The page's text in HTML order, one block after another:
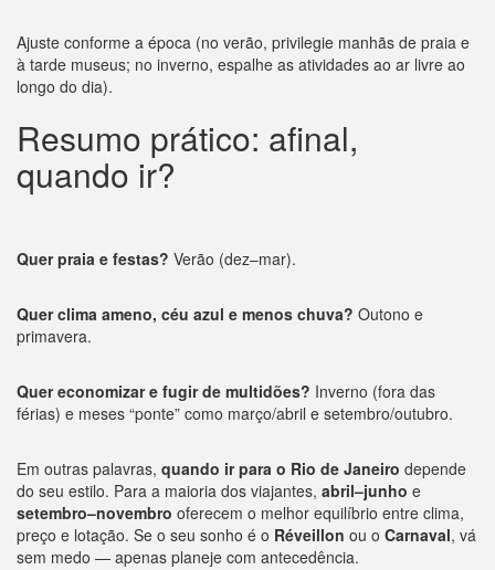
Ajuste conforme a época (no verão, privilegie manhãs de praia e
à tarde museus; no inverno, espalhe as atividades ao ar livre ao
longo do dia).
Resumo prático: afinal,
quando ir?
Quer praia e festas? Verão (dez–mar).
Quer clima ameno, céu azul e menos chuva? Outono e
primavera.
Quer economizar e fugir de multidões? Inverno (fora das
férias) e meses “ponte” como março/abril e setembro/outubro.
Em outras palavras, quando ir para o Rio de Janeiro depende
do seu estilo. Para a maioria dos viajantes, abril–junho e
setembro–novembro oferecem o melhor equilíbrio entre clima,
preço e lotação. Se o seu sonho é o Réveillon ou o Carnaval, vá
sem medo — apenas planeje com antecedência.